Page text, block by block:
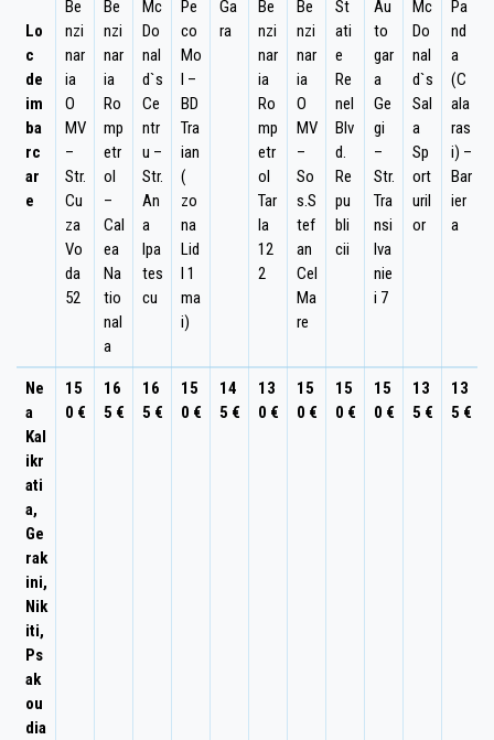
Lo
c
de
im
ba
rc
ar
e
Be
nzi
nar
ia
O
MV
–
Str.
Cu
za
Vo
da
52
Be
nzi
nar
ia
Ro
mp
etr
ol
–
Cal
ea
Na
tio
nal
a
Mc
Do
nal
d`s
Ce
ntr
u –
Str.
An
a
Ipa
tes
cu
Pe
co
Mo
l –
BD
Tra
ian
(
zo
na
Lid
l 1
ma
i)
Ga
ra
Be
nzi
nar
ia
Ro
mp
etr
ol
Tar
la
12
2
Be
nzi
nar
ia
O
MV
–
So
s.S
tef
an
Cel
Ma
re
St
ati
e
Re
nel
Blv
d.
Re
pu
bli
cii
Au
to
gar
a
Ge
gi
–
Str.
Tra
nsi
lva
nie
i 7
Mc
Do
nal
d`s
Sal
a
Sp
ort
uril
or
Pa
nd
a
(C
ala
ras
i) –
Bar
ier
a
Ne
a
Kal
ikr
ati
a,
Ge
rak
ini,
Nik
iti,
Ps
ak
ou
dia
15
0 €
16
5 €
16
5 €
15
0 €
14
5 €
13
0 €
15
0 €
15
0 €
15
0 €
13
5 €
13
5 €